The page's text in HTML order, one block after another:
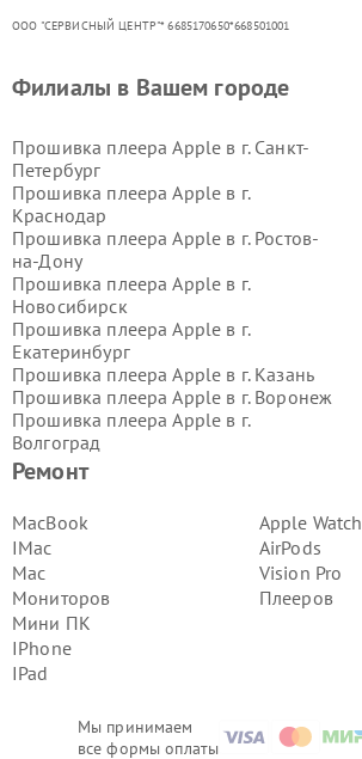
ООО "СЕРВИСНЫЙ ЦЕНТР"* 6685170650*668501001
Мы принимаем
все формы оплаты
Ремонт
MacBook
IMac
Mac
Мониторов
Мини ПК
IPhone
IPad
Apple Watch
AirPods
Vision Pro
Плееров
Филиалы в Вашем городе
Прошивка плеера Apple в г. Санкт-
Петербург
Прошивка плеера Apple в г.
Краснодар
Прошивка плеера Apple в г. Ростов-
на-Дону
Прошивка плеера Apple в г.
Новосибирск
Прошивка плеера Apple в г.
Екатеринбург
Прошивка плеера Apple в г. Казань
Прошивка плеера Apple в г. Воронеж
Прошивка плеера Apple в г.
Волгоград
Прошивка плеера Apple в г.
Прошивка плеера Apple в г.
Красноярск
Прошивка плеера Apple в г.
Ижевск
Прошивка плеера Apple в г.
Челябинск
Прошивка плеера Apple в г.
Прошивка плеера Apple в г.
Прошивка плеера Apple в г.
Прошивка плеера Apple в г.
Ярославль